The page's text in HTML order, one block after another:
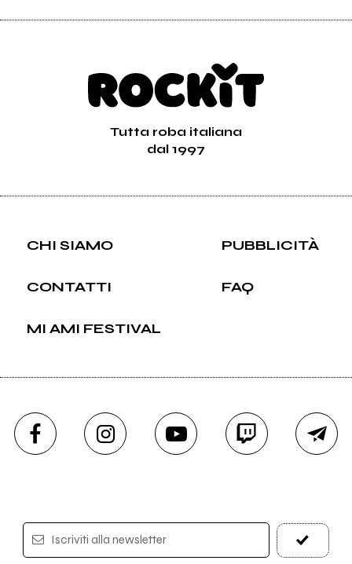
Tutta roba italiana
dal 1997
CHI SIAMO PUBBLICITÀ
CONTATTI FAQ
MI AMI FESTIVAL
Iscriviti alla newsletter